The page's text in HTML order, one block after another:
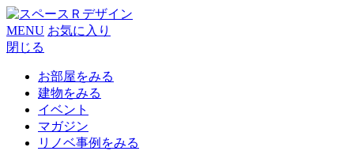
MENU お気に入り
閉じる
お部屋をみる
建物をみる
イベント
マガジン
リノベ事例をみる